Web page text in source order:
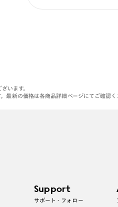
います。
最新の価格は各商品詳細ページにてご確認く
Support
サポート・フォロー